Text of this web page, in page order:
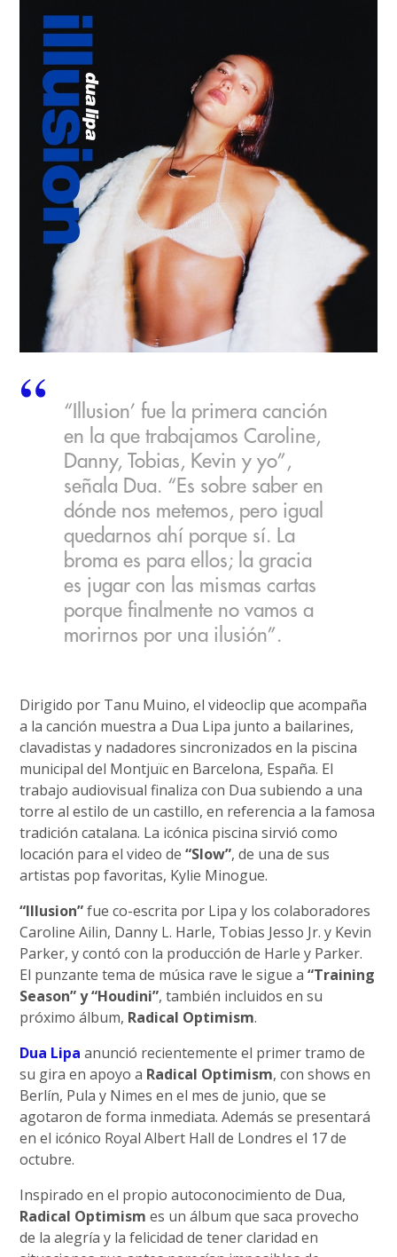
“Illusion’ fue la primera canción
en la que trabajamos Caroline,
Danny, Tobias, Kevin y yo”,
señala Dua. “Es sobre saber en
dónde nos metemos, pero igual
quedarnos ahí porque sí. La
broma es para ellos; la gracia
es jugar con las mismas cartas
porque finalmente no vamos a
morirnos por una ilusión”.
Dirigido por Tanu Muino, el videoclip que acompaña
a la canción muestra a Dua Lipa junto a bailarines,
clavadistas y nadadores sincronizados en la piscina
municipal del Montjuïc en Barcelona, España. El
trabajo audiovisual finaliza con Dua subiendo a una
torre al estilo de un castillo, en referencia a la famosa
tradición catalana. La icónica piscina sirvió como
locación para el video de“Slow”, de una de sus
artistas pop favoritas, Kylie Minogue.
“Illusion”fue co-escrita por Lipa y los colaboradores
Caroline Ailin, Danny L. Harle, Tobias Jesso Jr. y Kevin
Parker, y contó con la producción de Harle y Parker.
El punzante tema de música rave le sigue a“Training
Season” y “Houdini”, también incluidos en su
próximo álbum, Radical Optimism.
Dua Lipa anunció recientemente el primer tramo de
su gira en apoyo a Radical Optimism, con shows en
Berlín, Pula y Nimes en el mes de junio, que se
agotaron de forma inmediata. Además se presentará
en el icónico Royal Albert Hall de Londres el 17 de
octubre.
Inspirado en el propio autoconocimiento de Dua,
Radical Optimism es un álbum que saca provecho
de la alegría y la felicidad de tener claridad en